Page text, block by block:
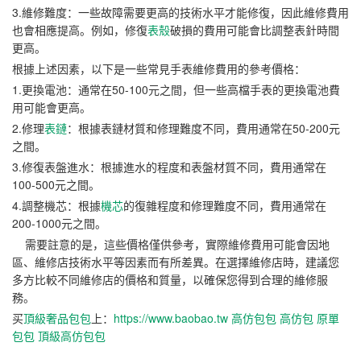
3.維修難度：一些故障需要更高的技術水平才能修復，因此維修費用
也會相應提高。例如，修復表殼破損的費用可能會比調整表針時間
更高。
根據上述因素，以下是一些常見手表維修費用的參考價格：
1.更換電池：通常在50-100元之間，但一些高檔手表的更換電池費
用可能會更高。
2.修理表鏈：根據表鏈材質和修理難度不同，費用通常在50-200元
之間。
3.修復表盤進水：根據進水的程度和表盤材質不同，費用通常在
100-500元之間。
4.調整機芯：根據機芯的復雜程度和修理難度不同，費用通常在
200-1000元之間。
需要註意的是，這些價格僅供參考，實際維修費用可能會因地
區、維修店技術水平等因素而有所差異。在選擇維修店時，建議您
多方比較不同維修店的價格和質量，以確保您得到合理的維修服
務。
买頂級奢品包包 上： https://www.baobao.tw 高仿包包 高仿包 原單
包包 頂級高仿包包